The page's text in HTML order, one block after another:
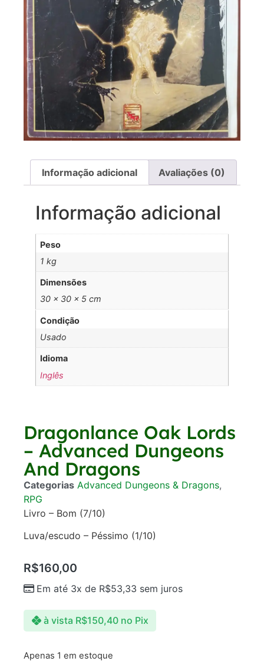
Informação adicional Avaliações (0)
Informação adicional
Peso
1 kg
Dimensões
30 × 30 × 5 cm
Condição
Usado
Idioma
Inglês
Dragonlance Oak Lords
– Advanced Dungeons
And Dragons
Categorias Advanced Dungeons & Dragons,
RPG
Livro – Bom (7/10)
Luva/escudo – Péssimo (1/10)
R$160,00
Em até 3x de R$53,33 sem juros
à vista R$150,40 no Pix
Apenas 1 em estoque